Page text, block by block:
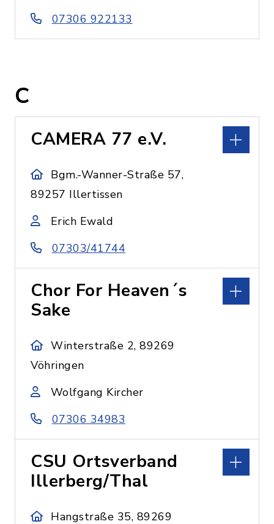
07306 922133
C
CAMERA 77 e.V.
Bgm.-Wanner-Straße 57,
89257 Illertissen
Erich Ewald
07303/41744
Chor For Heaven´s
Sake
Winterstraße 2, 89269
Vöhringen
Wolfgang Kircher
07306 34983
CSU Ortsverband
Illerberg/Thal
Hangstraße 35, 89269